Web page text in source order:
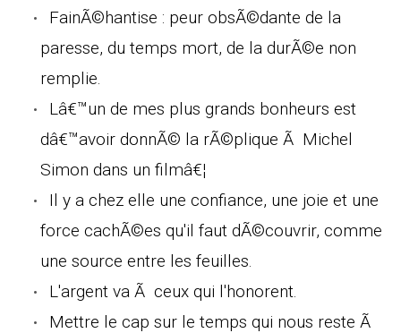
FainÃ©hantise : peur obsÃ©dante de la
paresse, du temps mort, de la durÃ©e non
remplie.
Lâ€™un de mes plus grands bonheurs est
dâ€™avoir donnÃ© la rÃ©plique Ã Michel
Simon dans un filmâ€¦
Il y a chez elle une confiance, une joie et une
force cachÃ©es qu'il faut dÃ©couvrir, comme
une source entre les feuilles.
L'argent va Ã ceux qui l'honorent.
Mettre le cap sur le temps qui nous reste Ã